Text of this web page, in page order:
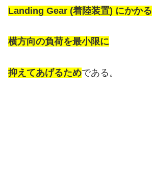
Landing Gear (着陸装置) にかかる
横方向の負荷を最小限に
抑えてあげるためである。